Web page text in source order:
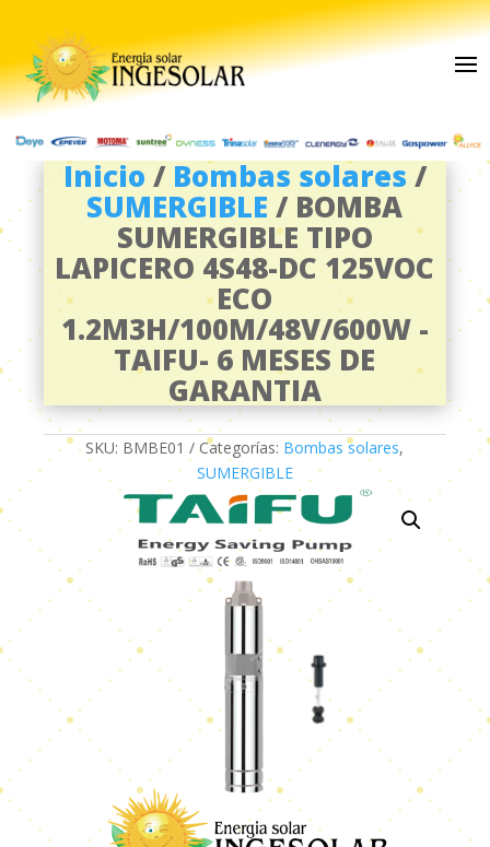
Inicio / Bombas solares /
SUMERGIBLE / BOMBA
SUMERGIBLE TIPO
LAPICERO 4S48-DC 125VOC
ECO
1.2M3H/100M/48V/600W -
TAIFU- 6 MESES DE
GARANTIA
SKU: BMBE01 Categorías: Bombas solares,
SUMERGIBLE